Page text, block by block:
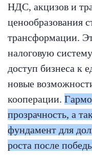
НДС, акцизов и
ценообразования
трансформации.
налоговую
доступ бизнеса к
новые
кооперации.
прозрачность, а
фундамент для
роста после